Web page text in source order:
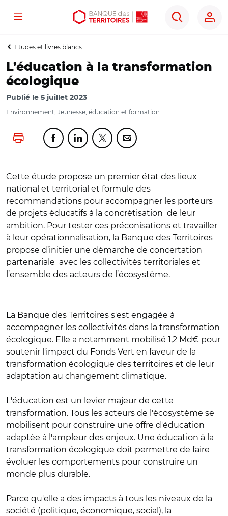
Aller
contenu
Aller
menu
Ouvrir
outils
Menu
Rechercher
Etudes et livres blancs
L’éducation à la transformation
écologique
Publié le 5 juillet 2023
Environnement, Jeunesse, éducation et formation
Lancer l'impressionPartager cette page sur Facebook
Partager cette page sur Linkedin
Partager cette page sur Twitter
Partager cette page sur
Cette étude propose un premier état des lieux
national et territorial et formule des
recommandations pour accompagner les porteurs
de projets éducatifs à la concrétisation de leur
ambition. Pour tester ces préconisations et travailler
à leur opérationnalisation, la Banque des Territoires
propose d’initier une démarche de concertation
partenariale avec les collectivités territoriales et
l’ensemble des acteurs de l’écosystème.
La Banque des Territoires s'est engagée à
accompagner les collectivités dans la transformation
écologique. Elle a notamment mobilisé 1,2 Md€ pour
soutenir l'impact du Fonds Vert en faveur de la
transformation écologique des territoires et de leur
adaptation au changement climatique.
L'éducation est un levier majeur de cette
transformation. Tous les acteurs de l'écosystème se
mobilisent pour construire une offre d'éducation
adaptée à l'ampleur des enjeux. Une éducation à la
transformation écologique doit permettre de faire
évoluer les comportements pour construire un
monde plus durable.
Parce qu'elle a des impacts à tous les niveaux de la
société (politique, économique, social), la